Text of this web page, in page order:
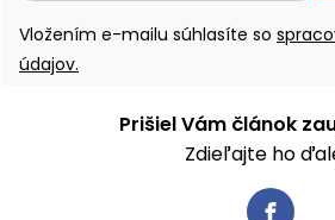
Vložením e-mailu súhlasíte so
údajov.
Prišiel Vám článok
Zdieľajte ho